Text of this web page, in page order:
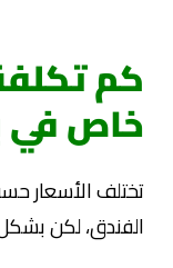
كم
خاص في
تختلف الأسعار
الفندق، لكن